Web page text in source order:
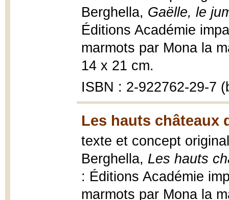
Berghella, Gaëlle, le
Éditions Académie
marmots par Mona la
14 x 21 cm.
ISBN : 2-922762-29-7
Les hauts châteaux
texte et concept
Berghella, Les hauts
: Éditions Académie
marmots par Mona la